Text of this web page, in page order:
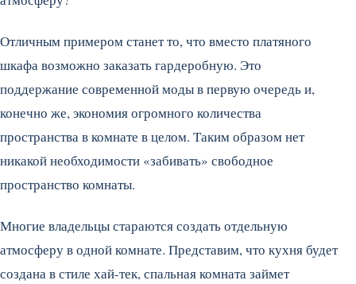
Отличным примером станет то, что вместо платяного
шкафа возможно заказать гардеробную. Это
поддержание современной моды в первую очередь и,
конечно же, экономия огромного количества
пространства в комнате в целом. Таким образом нет
никакой необходимости «забивать» свободное
пространство комнаты.
Многие владельцы стараются создать отдельную
атмосферу в одной комнате. Представим, что кухня будет
создана в стиле хай-тек, спальная комната займет